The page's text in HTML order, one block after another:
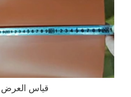
قياس العرض